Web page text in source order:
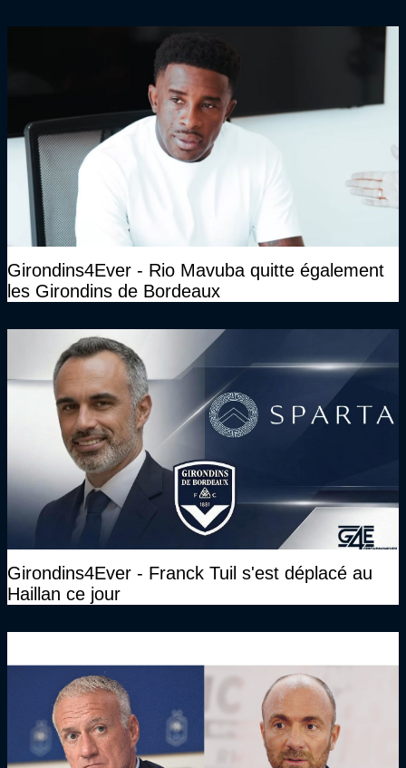
Girondins4Ever - Rio Mavuba quitte également
les Girondins de Bordeaux
Girondins4Ever - Franck Tuil s'est déplacé au
Haillan ce jour